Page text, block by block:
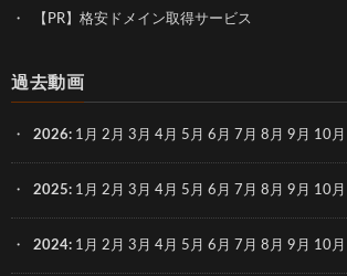
【PR】格安ドメイン取得サービス
過去動画
2026: 1月 2月 3月 4月 5月 6月 7月 8月 9月 10月
2025: 1月 2月 3月 4月 5月 6月 7月 8月 9月 10月
2024: 1月 2月 3月 4月 5月 6月 7月 8月 9月 10月